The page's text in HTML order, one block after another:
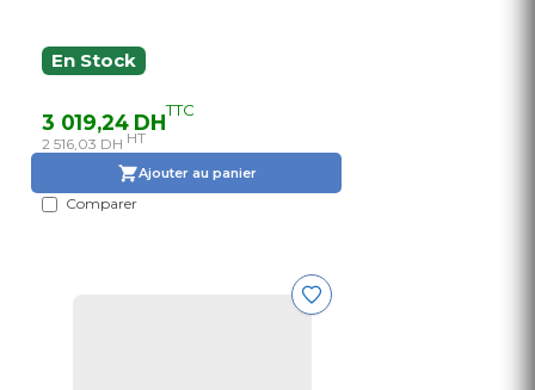
En Stock
3 019,24 DHTTC
2 516,03 DH HT
Ajouter au panier
Comparer